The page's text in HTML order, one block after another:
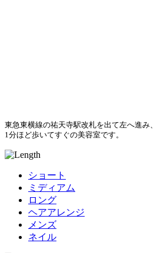
東急東横線の祐天寺駅改札を出て左へ進み、
1分ほど歩いてすぐの美容室です。
ショート
ミディアム
ロング
ヘアアレンジ
メンズ
ネイル